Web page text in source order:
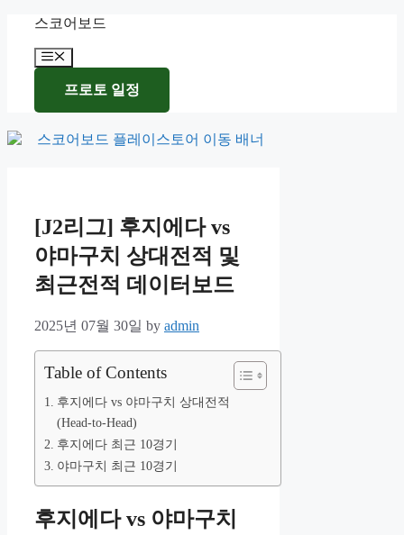
content
스코어보드
Menu
프로토 일정
[J2리그] 후지에다 vs
야마구치 상대전적 및
최근전적 데이터보드
2025년 07월 30일 by admin
Table of Contents
후지에다 vs 야마구치 상대전적
(Head-to-Head)
후지에다 최근 10경기
야마구치 최근 10경기
후지에다 vs 야마구치